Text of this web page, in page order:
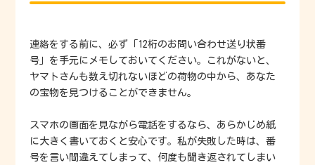
連絡をする前に、必ず「12桁のお問い合わせ送り状番
号」を手元にメモしておいてください。これがないと、
ヤマトさんも数え切れないほどの荷物の中から、あなた
の宝物を見つけることができません。
スマホの画面を見ながら電話をするなら、あらかじめ紙
に大きく書いておくと安心です。私が失敗した時は、番
号を言い間違えてしまって、何度も聞き返されてしまい